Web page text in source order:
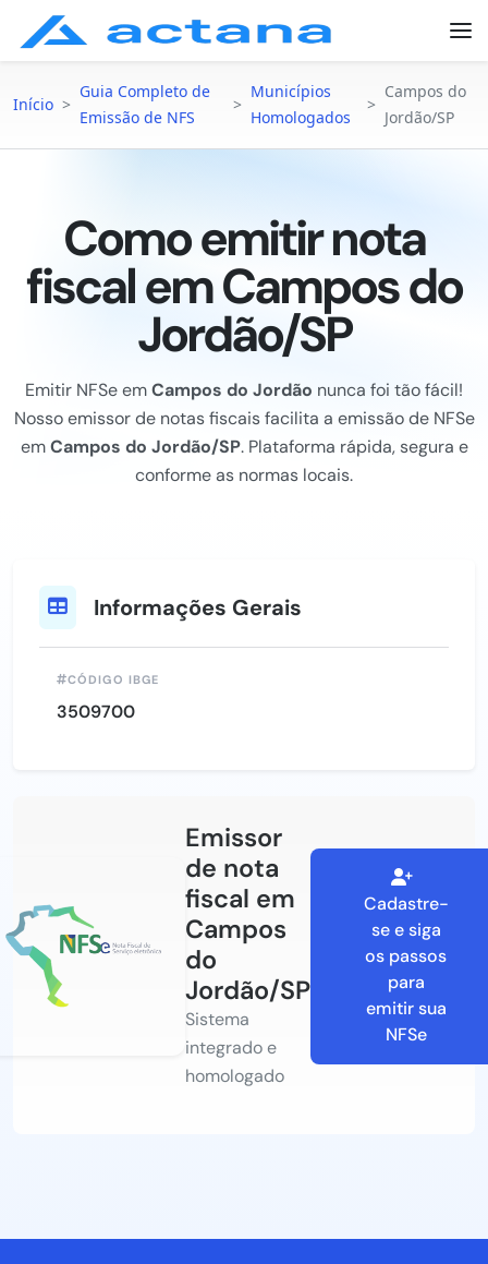
Início >
Guia Completo de
Emissão de NFS
>
Municípios
Homologados
>
Campos do
Jordão/SP
Como emitir nota
fiscal em Campos do
Jordão/SP
Emitir NFSe emCampos do Jordão nunca foi tão fácil!
Nosso emissor de notas fiscais facilita a emissão de NFSe
emCampos do Jordão/SP. Plataforma rápida, segura e
conforme as normas locais.
Informações Gerais
CÓDIGO IBGE
3509700
Emissor
de nota
fiscal em
Campos
do
Jordão/SP
Sistema
integrado e
homologado
Cadastre-
se e siga
os passos
para
emitir sua
NFSe